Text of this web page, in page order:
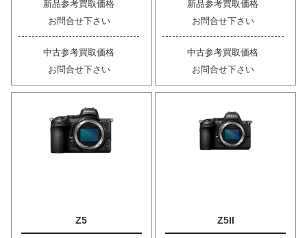
新品参考買取価格
お問合せ下さい
中古参考買取価格
お問合せ下さい
新品参考買取価格
お問合せ下さい
中古参考買取価格
お問合せ下さい
Z5 Z5II